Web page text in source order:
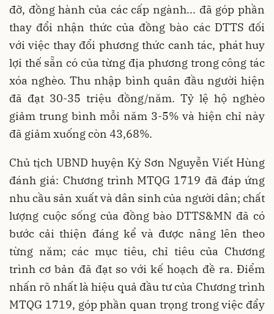
đỡ, đồng hành của các cấp ngành... đã góp phần
thay đổi nhận thức của đồng bào các DTTS đối
với việc thay đổi phương thức canh tác, phát huy
lợi thế sẵn có của từng địa phương trong công tác
xóa nghèo. Thu nhập bình quân đầu người hiện
đã đạt 30-35 triệu đồng/năm. Tỷ lệ hộ nghèo
giảm trung bình mỗi năm 3-5% và hiện chỉ này
đã giảm xuống còn 43,68%.
Chủ tịch UBND huyện Kỳ Sơn Nguyễn Viết Hùng
đánh giá: Chương trình MTQG 1719 đã đáp ứng
nhu cầu sản xuất và dân sinh của người dân; chất
lượng cuộc sống của đồng bào DTTS&MN đã có
bước cải thiện đáng kể và được nâng lên theo
từng năm; các mục tiêu, chỉ tiêu của Chương
trình cơ bản đã đạt so với kế hoạch đề ra. Điểm
nhấn rõ nhất là hiệu quả đầu tư của Chương trình
MTQG 1719, góp phần quan trọng trong việc đẩy